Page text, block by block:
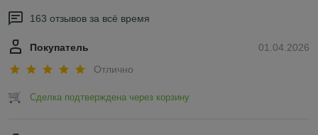
163 отзывов за всё время
01.04.2026
Покупатель
Отлично
Сделка подтверждена через корзину